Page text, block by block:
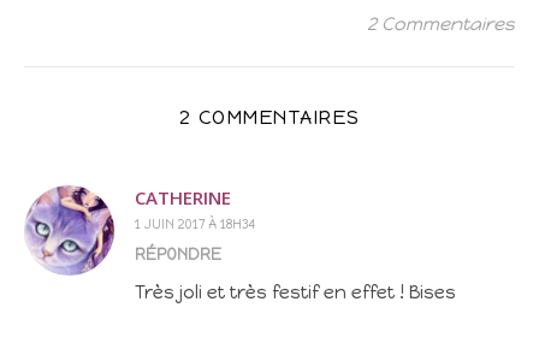
2 Commentaires
2 COMMENTAIRES
CATHERINE
1 JUIN 2017 À 18H34
RÉPONDRE
Très joli et très festif en effet ! Bises